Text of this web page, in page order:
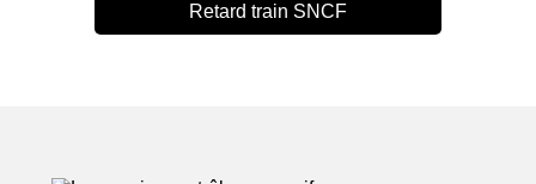
Retard train SNCF